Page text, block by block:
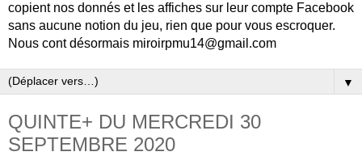
copient nos donnés et les affiches sur leur compte Facebook
sans aucune notion du jeu, rien que pour vous escroquer.
Nous cont désormais miroirpmu14@gmail.com
▼
QUINTE+ DU MERCREDI 30
SEPTEMBRE 2020